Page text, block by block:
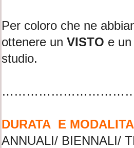
Per coloro che ne
ottenere un VISTO e un
studio.
DURATA E
ANNUALI/ BIENNALI/